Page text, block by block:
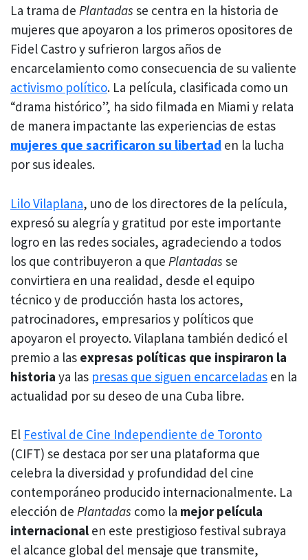
La trama de Plantadas se centra en la historia de
mujeres que apoyaron a los primeros opositores de
Fidel Castro y sufrieron largos años de
encarcelamiento como consecuencia de su valiente
activismo político. La película, clasificada como un
“drama histórico”, ha sido filmada en Miami y relata
de manera impactante las experiencias de estas
mujeres que sacrificaron su libertad en la lucha
por sus ideales.
Lilo Vilaplana, uno de los directores de la película,
expresó su alegría y gratitud por este importante
logro en las redes sociales, agradeciendo a todos
los que contribuyeron a que Plantadas se
convirtiera en una realidad, desde el equipo
técnico y de producción hasta los actores,
patrocinadores, empresarios y políticos que
apoyaron el proyecto. Vilaplana también dedicó el
premio a las expresas políticas que inspiraron la
historia ya las presas que siguen encarceladas en la
actualidad por su deseo de una Cuba libre.
El Festival de Cine Independiente de Toronto
(CIFT) se destaca por ser una plataforma que
celebra la diversidad y profundidad del cine
contemporáneo producido internacionalmente. La
elección de Plantadas como la mejor película
internacional en este prestigioso festival subraya
el alcance global del mensaje que transmite,